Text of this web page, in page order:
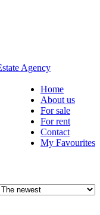
Home
About us
For sale
For rent
Contact
My Favourites